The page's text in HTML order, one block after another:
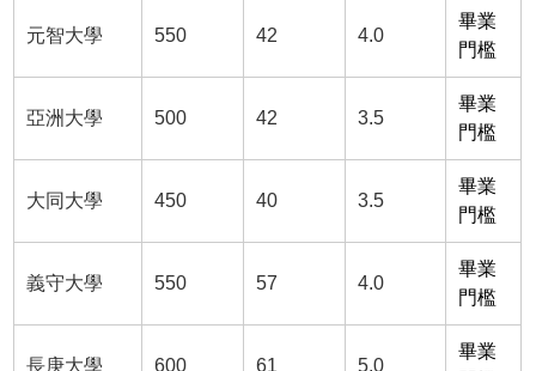
元智大學 550 42 4.0
畢業
門檻
亞洲大學 500 42 3.5
畢業
門檻
大同大學 450 40 3.5
畢業
門檻
義守大學 550 57 4.0
畢業
門檻
長庚大學 600 61 5.0
畢業